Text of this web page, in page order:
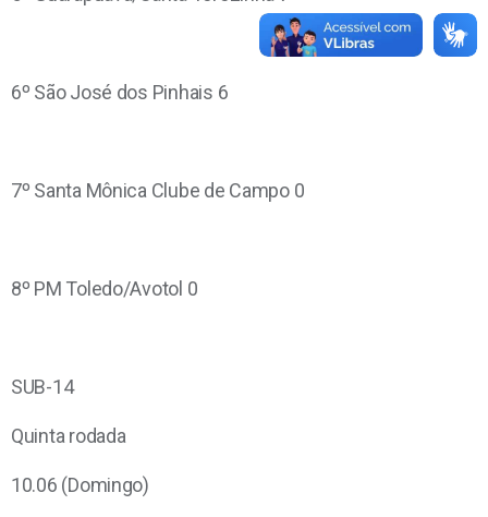
6º São José dos Pinhais 6
7º Santa Mônica Clube de Campo 0
8º PM Toledo/Avotol 0
SUB-14
Quinta rodada
10.06 (Domingo)